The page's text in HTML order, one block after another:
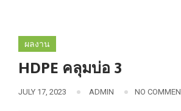
ผลงาน
HDPE คลุมบ่อ 3
JULY 17, 2023 ADMIN NO